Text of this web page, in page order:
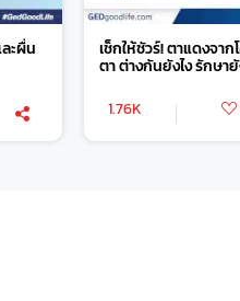
ะผื่น
เช็กให้ชัวร์! ตาแดงจา
ตา ต่างกันยังไง รักษา
1.76K